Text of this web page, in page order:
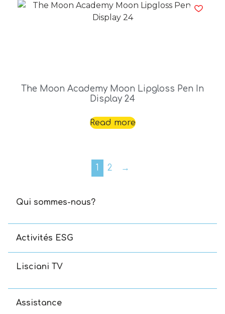
The Moon Academy Moon Lipgloss Pen In
Display 24
Read more
1 2 →
Qui sommes-nous?
Activités ESG
Lisciani TV
Assistance